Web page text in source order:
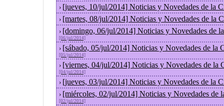
› [jueves, 10/jul/2014] Noticias y Novedades de la
› [martes, 08/jul/2014] Noticias y Novedades de la
› [domingo, 06/jul/2014] Noticias y Novedades de
[06/jul/2014]
› [sábado, 05/jul/2014] Noticias y Novedades de la
[05/jul/2014]
› [viernes, 04/jul/2014] Noticias y Novedades de la
[04/jul/2014]
› [jueves, 03/jul/2014] Noticias y Novedades de la
› [miércoles, 02/jul/2014] Noticias y Novedades de
[02/jul/2014]